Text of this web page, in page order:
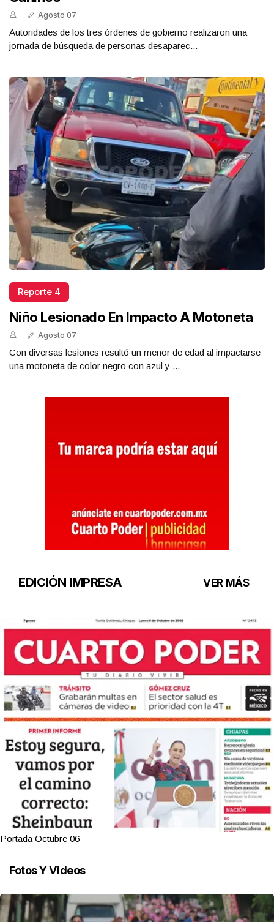
Agosto 07
Autoridades de los tres órdenes de gobierno realizaron una
jornada de búsqueda de personas desaparec...
Reporte 4
Niño Lesionado En Impacto A Motoneta
Agosto 07
Con diversas lesiones resultó un menor de edad al impactarse
una motoneta de color negro con azul y ...
EDICIÓN IMPRESA VER MÁS
Portada Octubre 06
Fotos Y Videos